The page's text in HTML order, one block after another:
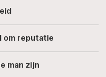
om reputatie
man zijn